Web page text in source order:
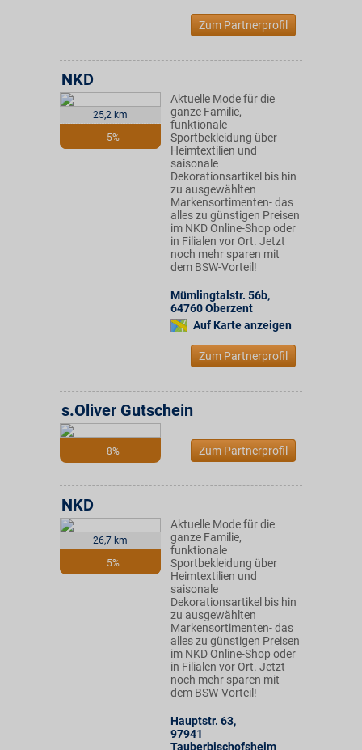
Zum Partnerprofil
25,2 km
5%
NKD
Aktuelle Mode für die
ganze Familie,
funktionale
Sportbekleidung über
Heimtextilien und
saisonale
Dekorationsartikel bis hin
zu ausgewählten
Markensortimenten- das
alles zu günstigen Preisen
im NKD Online-Shop oder
in Filialen vor Ort. Jetzt
noch mehr sparen mit
dem BSW-Vorteil!
Mümlingtalstr. 56b,
64760Oberzent
Auf Karte anzeigen
Zum Partnerprofil
8%
s.Oliver Gutschein
Zum Partnerprofil
26,7 km
5%
NKD
Aktuelle Mode für die
ganze Familie,
funktionale
Sportbekleidung über
Heimtextilien und
saisonale
Dekorationsartikel bis hin
zu ausgewählten
Markensortimenten- das
alles zu günstigen Preisen
im NKD Online-Shop oder
in Filialen vor Ort. Jetzt
noch mehr sparen mit
dem BSW-Vorteil!
Hauptstr. 63,
97941
Tauberbischofsheim